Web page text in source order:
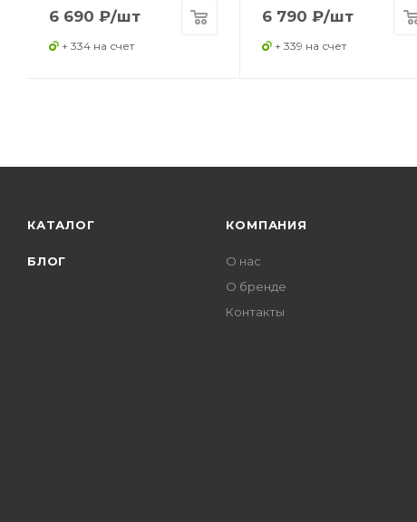
6 690 ₽/шт
+ 334 на счет
6 790 ₽/шт
+ 339 на счет
КАТАЛОГ
БЛОГ
КОМПАНИЯ
О нас
О бренде
Контакты